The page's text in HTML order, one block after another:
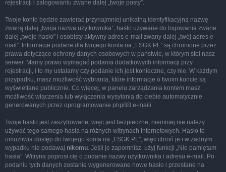
rejestracji i zalogowaniu zwane dalej „twoje posty”.
Twoje konto będzie zawierać przynajmniej unikalną identyfikacyjną nazwę
zwaną dalej „twoja nazwa użytkownika”, hasło używane do logowania zwane
dalej „twoje hasło” i osobisty aktywny adres e-mail zwany dalej „twój adres e-
mail”. Informacje podane dla twojego konta na „FSGK.PL” są chronione przez
prawa dotyczące ochrony danych osobowych w państwie, w którym stoi nasz
serwer. Mamy prawo wymagać podania dodatkowych informacji przy
rejestracji, i to my ustalamy czy podanie ich jest konieczne, czy nie. W każdym
przypadku, masz możliwość wybrania, które informacje o twoim koncie są
wyświetlane publicznie. Co więcej, w panelu zarządzania kontem masz
możliwość włączenia lub wyłączenia wysyłania do ciebie automatycznie
generowanych przez oprogramowanie phpBB e-maili.
Twoje hasło jest zaszyfrowane, więc jest bezpieczne, niemniej nie należy
używać tego samego hasła na różnych witrynach internetowych. Hasło to
umożliwia dostęp do twojego konta na „FSGK.PL”, więc chroń je i w żadnym
wypadku nie podawaj nikomu. Jeśli je zapomnisz, użyj funkcji „Nie pamiętam
hasła”. Witryna poprosi cię o podanie nazwy użytkownika i adresu e-mail. Po
podaniu tych danych zostanie wygenerowane nowe hasło i przesłane na